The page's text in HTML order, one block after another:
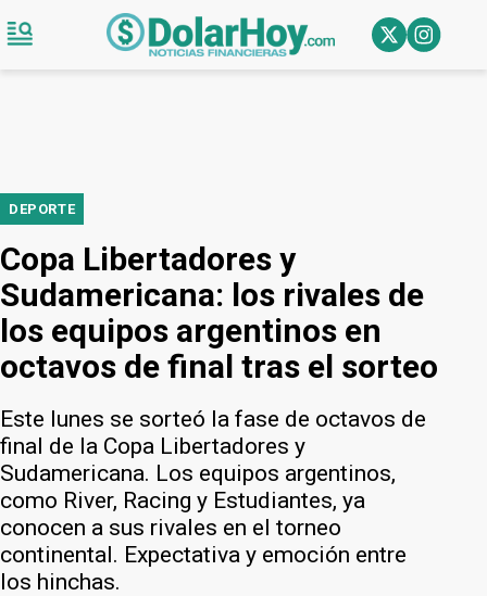
DEPORTE
Copa Libertadores y
Sudamericana: los rivales de
los equipos argentinos en
octavos de final tras el sorteo
Este lunes se sorteó la fase de octavos de
final de la Copa Libertadores y
Sudamericana. Los equipos argentinos,
como River, Racing y Estudiantes, ya
conocen a sus rivales en el torneo
continental. Expectativa y emoción entre
los hinchas.